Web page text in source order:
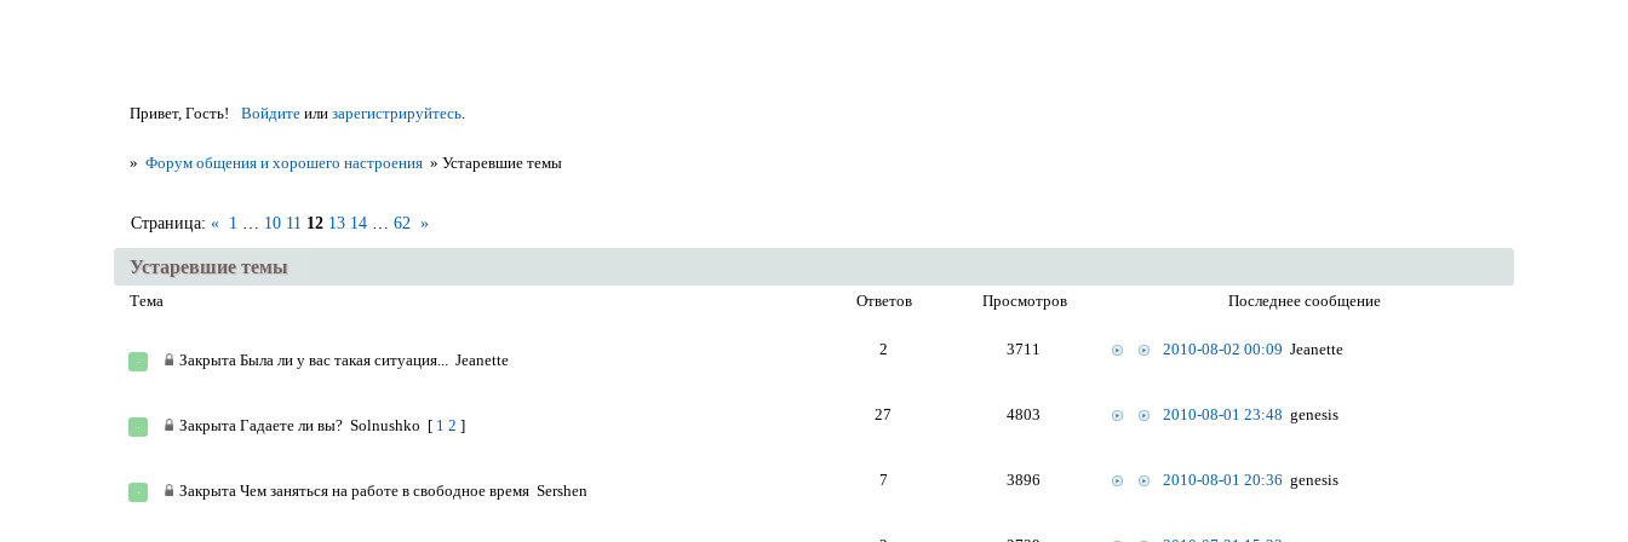
Привет, Гость! Войдитеили зарегистрируйтесь.
» Форум общения и хорошего настроения »Устаревшие темы
Устаревшие темы
Страница:« 1 10 11 12 13 14 62 »
Тема Ответов Просмотров Последнее сообщение
Закрыта Была ли у вас такая ситуация... Jeanettе
2 3711 2010-08-02 00:09 Jeanettе
Закрыта Гадаете ли вы? Solnushko [ 1 2 ]
27 4803 2010-08-01 23:48 genesis
Закрыта Чем заняться на работе в свободное время Sershen
7 3896 2010-08-01 20:36 genesis